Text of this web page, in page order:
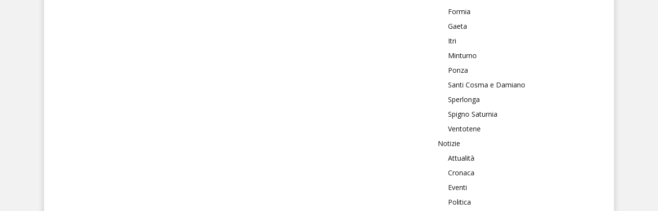
Formia
Gaeta
Itri
Minturno
Ponza
Santi Cosma e Damiano
Sperlonga
Spigno Saturnia
Ventotene
Notizie
Attualità
Cronaca
Eventi
Politica